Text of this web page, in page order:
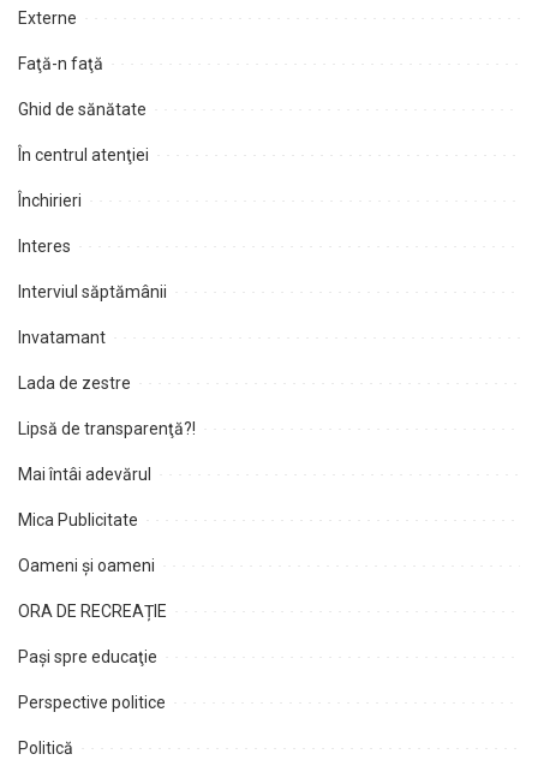
Externe
Faţă-n faţă
Ghid de sănătate
În centrul atenţiei
Închirieri
Interes
Interviul săptămânii
Invatamant
Lada de zestre
Lipsă de transparenţă?!
Mai întâi adevărul
Mica Publicitate
Oameni şi oameni
ORA DE RECREAȚIE
Paşi spre educaţie
Perspective politice
Politică